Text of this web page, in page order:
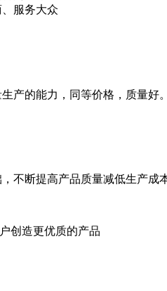
服务大众
产的能力，同等价格，质量好。
不断提高产品质量减低生产成
创造更优质的产品